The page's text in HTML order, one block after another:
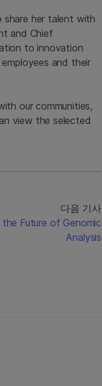
her talent with
and Chief
to innovation
and their
our communities,
view the selected
다음 기사
Future of Genomic
Analysis